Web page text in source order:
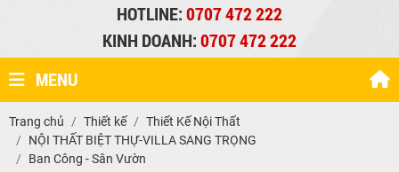
HOTLINE:0707 472 222
KINH DOANH:0707 472 222
MENU
Trang chủ Thiết kế
Thiết Kế Nội Thất
NỘI THẤT BIỆT THỰ-VILLA SANG TRỌNG
Ban Công - Sân Vườn